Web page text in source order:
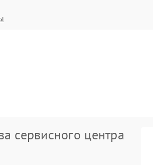
сервисного центра